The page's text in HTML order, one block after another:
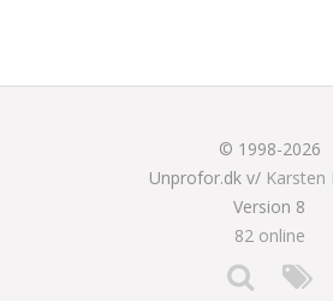
© 1998-2026
Unprofor.dk v/ Karsten
Version 8
82 online